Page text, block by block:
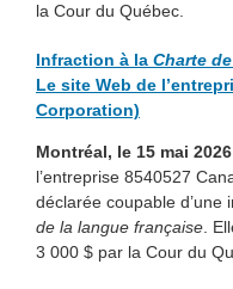
la Cour du Québec.
Infraction à la Charte
Le site Web de
Corporation)
Montréal, le 15 mai
l’entreprise 8540527
déclarée coupable d’une
de la langue française .
3 000 $ par la Cour du